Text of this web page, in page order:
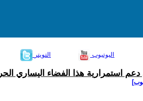
التويتر اليوتيوب
استمرارية هذا الفضاء اليساري الحر